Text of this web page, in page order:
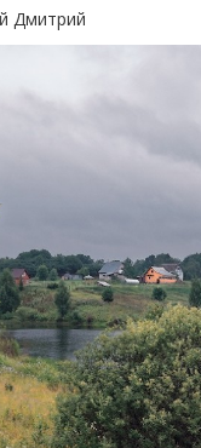
Дмитрий